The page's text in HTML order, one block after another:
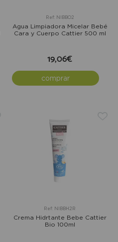
Ref: NIBBO2
Agua Limpiadora Micelar Bebé
Cara y Cuerpo Cattier 500 ml
19,06€
comprar
Ref: NIBBH2R
Crema Hidrtante Bebe Cattier
Bio 100ml